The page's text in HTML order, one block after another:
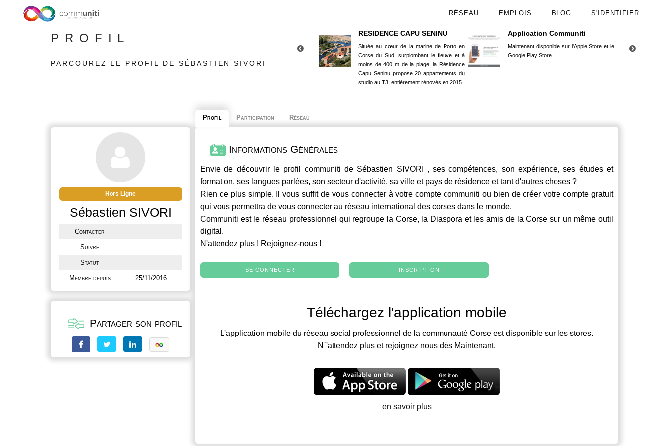
RÉSEAU EMPLOIS BLOG S'IDENTIFIER
PROFIL
PARCOUREZ LE PROFIL DE SÉBASTIEN SIVORI
RESIDENCE CAPU SENINU
Située au cœur de la marine de Porto en
Corse du Sud, surplombant le fleuve et à
moins de 400 m de la plage, la Résidence
Capu Seninu propose 20 appartements du
studio au T3, entièrement rénovés en 2015.
Application Communiti
Maintenant disponible sur l'Apple Store et le
Google Play Store !
Hors Ligne
Sébastien SIVORI
Contacter
Suivre
Statut
Membre depuis 25/11/2016
Partager son profil
Profil Participation Réseau
Informations Générales
Envie de découvrir le profil communiti de Sébastien SIVORI , ses compétences, son expérience, ses études et
formation, ses langues parlées, son secteur d'activité, sa ville et pays de résidence et tant d'autres choses ?
Rien de plus simple. Il vous suffit de vous connecter à votre comptecommuniti ou bien de créer votre compte gratuit
qui vous permettra de vous connecter au réseau international des corses dans le monde.
Communiti est le réseau professionnel qui regroupe la Corse, la Diaspora et les amis de la Corse sur un même outil
digital.
N'attendez plus ! Rejoignez-nous !
SE CONNECTER INSCRIPTION
Téléchargez l'application mobile
L'application mobile du réseau social professionnel de la communauté Corse est disponible sur les stores.
N`'attendez plus et rejoignez nous dès Maintenant.
en savoir plus